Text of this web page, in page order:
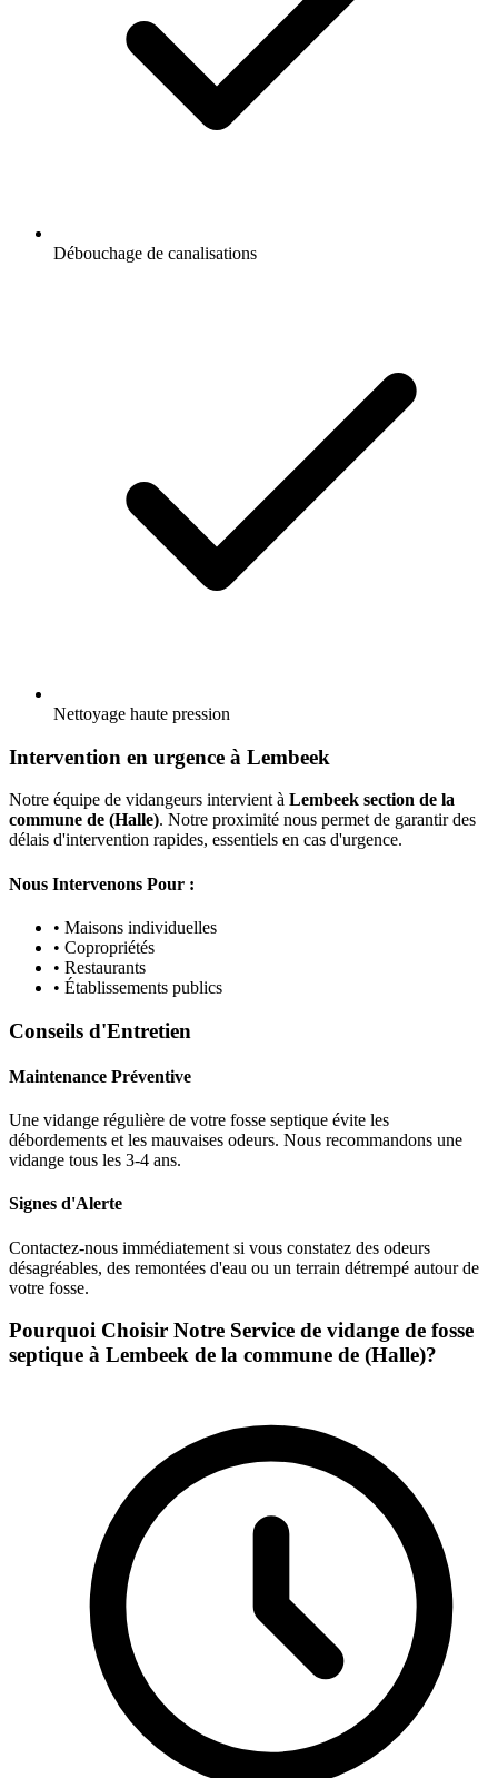
Débouchage de canalisations
Nettoyage haute pression
Intervention en urgence à Lembeek
Notre équipe de vidangeurs intervient à Lembeek section de la
commune de (Halle). Notre proximité nous permet de garantir des
délais d'intervention rapides, essentiels en cas d'urgence.
Nous Intervenons Pour :
• Maisons individuelles
• Copropriétés
• Restaurants
• Établissements publics
Conseils d'Entretien
Maintenance Préventive
Une vidange régulière de votre fosse septique évite les
débordements et les mauvaises odeurs. Nous recommandons une
vidange tous les 3-4 ans.
Signes d'Alerte
Contactez-nous immédiatement si vous constatez des odeurs
désagréables, des remontées d'eau ou un terrain détrempé autour de
votre fosse.
Pourquoi Choisir Notre Service de vidange de fosse
septique à Lembeek de la commune de (Halle)?